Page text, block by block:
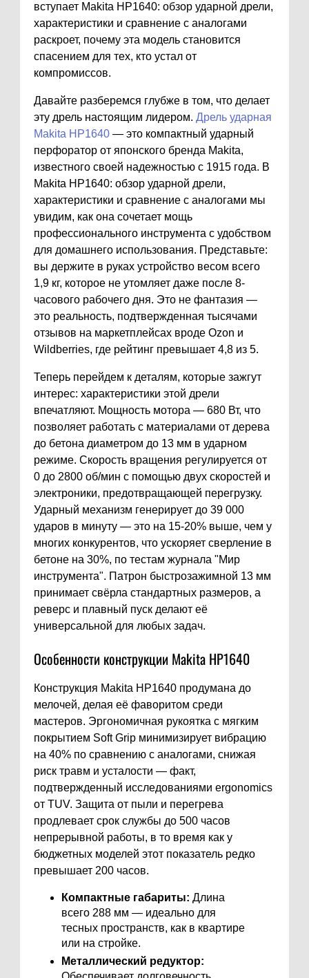
вступает Makita HP1640: обзор ударной дрели,
характеристики и сравнение с аналогами
раскроет, почему эта модель становится
спасением для тех, кто устал от
компромиссов.
Давайте разберемся глубже в том, что делает
эту дрель настоящим лидером. Дрель ударная
Makita HP1640 — это компактный ударный
перфоратор от японского бренда Makita,
известного своей надежностью с 1915 года. В
Makita HP1640: обзор ударной дрели,
характеристики и сравнение с аналогами мы
увидим, как она сочетает мощь
профессионального инструмента с удобством
для домашнего использования. Представьте:
вы держите в руках устройство весом всего
1,9 кг, которое не утомляет даже после 8-
часового рабочего дня. Это не фантазия —
это реальность, подтвержденная тысячами
отзывов на маркетплейсах вроде Ozon и
Wildberries, где рейтинг превышает 4,8 из 5.
Теперь перейдем к деталям, которые зажгут
интерес: характеристики этой дрели
впечатляют. Мощность мотора — 680 Вт, что
позволяет работать с материалами от дерева
до бетона диаметром до 13 мм в ударном
режиме. Скорость вращения регулируется от
0 до 2800 об/мин с помощью двух скоростей и
электроники, предотвращающей перегрузку.
Ударный механизм генерирует до 39 000
ударов в минуту — это на 15-20% выше, чем у
многих конкурентов, что ускоряет сверление в
бетоне на 30%, по тестам журнала "Мир
инструмента". Патрон быстрозажимной 13 мм
принимает свёрла стандартных размеров, а
реверс и плавный пуск делают её
универсальной для любых задач.
Особенности конструкции Makita HP1640
Конструкция Makita HP1640 продумана до
мелочей, делая её фаворитом среди
мастеров. Эргономичная рукоятка с мягким
покрытием Soft Grip минимизирует вибрацию
на 40% по сравнению с аналогами, снижая
риск травм и усталости — факт,
подтвержденный исследованиями ergonomics
от TUV. Защита от пыли и перегрева
продлевает срок службы до 500 часов
непрерывной работы, в то время как у
бюджетных моделей этот показатель редко
превышает 200 часов.
Компактные габариты: Длина
всего 288 мм — идеально для
тесных пространств, как в квартире
или на стройке.
Металлический редуктор: